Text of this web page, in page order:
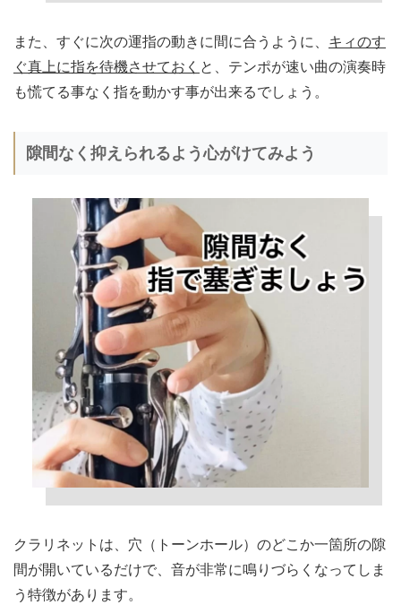
また、すぐに次の運指の動きに間に合うように、 キィのす
ぐ真上に指を待機させておく と、テンポが速い曲の演奏時
も慌てる事なく指を動かす事が出来るでしょう。
隙間なく抑えられるよう心がけてみよう
クラリネットは、穴（トーンホール）のどこか一箇所の隙
間が開いているだけで、音が非常に鳴りづらくなってしま
う特徴があります。